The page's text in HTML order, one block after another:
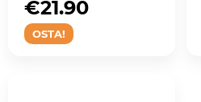
OSTA!
€21.90